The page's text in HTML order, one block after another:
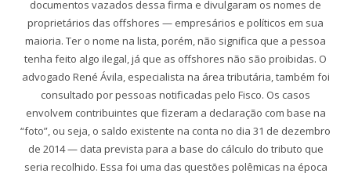
documentos vazados dessa firma e divulgaram os nomes de
proprietários das offshores — empresários e políticos em sua
maioria. Ter o nome na lista, porém, não significa que a pessoa
tenha feito algo ilegal, já que as offshores não são proibidas. O
advogado René Ávila, especialista na área tributária, também foi
consultado por pessoas notificadas pelo Fisco. Os casos
envolvem contribuintes que fizeram a declaração com base na
“foto”, ou seja, o saldo existente na conta no dia 31 de dezembro
de 2014 — data prevista para a base do cálculo do tributo que
seria recolhido. Essa foi uma das questões polêmicas na época